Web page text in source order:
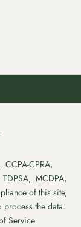
CPRA,
MCDPA,
of this site,
the data.
Service